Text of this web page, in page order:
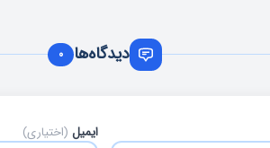
دیدگاه‌ها 0
ایمیل (اختیاری)